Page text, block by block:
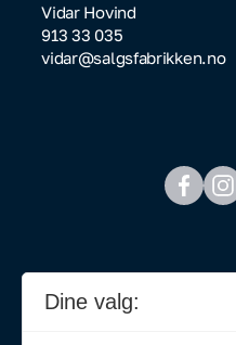
Vidar Hovind
913 33 035
vidar@salgsfabrikken.no
Dine valg: